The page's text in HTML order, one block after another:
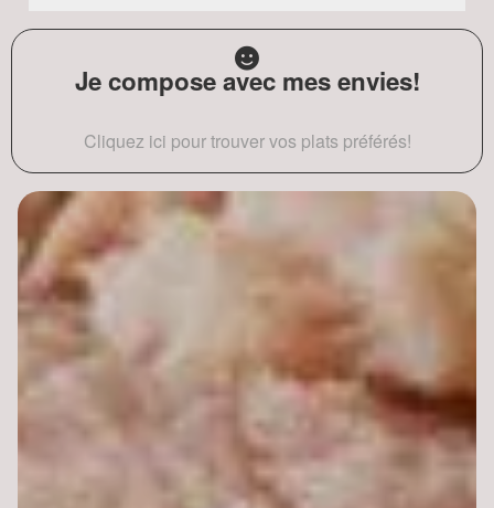
Je compose avec mes envies!
Cliquez ici pour trouver vos plats préférés!